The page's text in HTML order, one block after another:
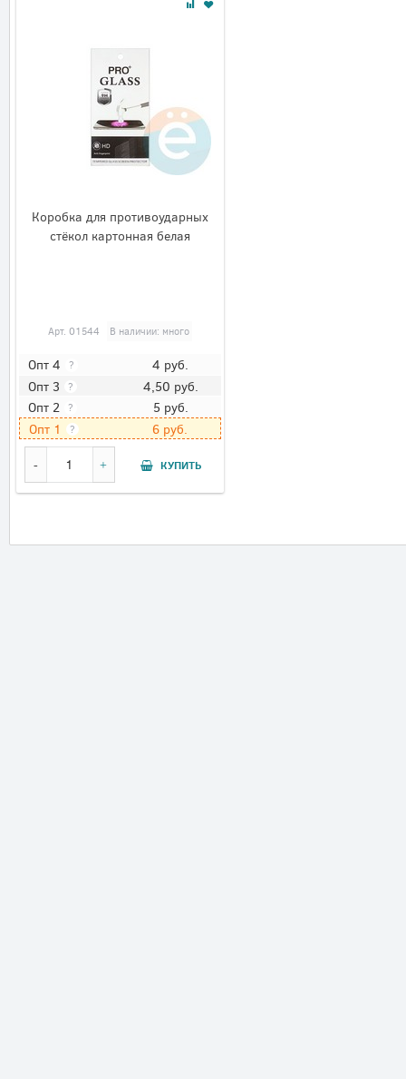
Коробка для противоударных
стёкол картонная белая
Арт. 01544 В наличии: много
Опт 4 ? 4 руб.
Опт 3 ? 4,50 руб.
Опт 2 ? 5 руб.
Опт 1 ? 6 руб.
КУПИТЬ